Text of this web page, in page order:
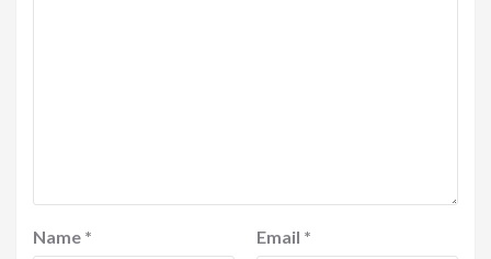
Name * Email *